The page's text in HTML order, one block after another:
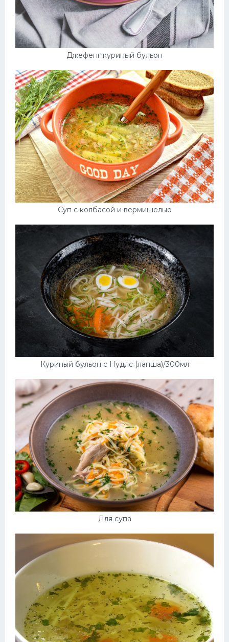
Джефенг куриный бульон
Суп с колбасой и вермишелью
Куриный бульон с Нудлс (лапша)/300мл
Для супа